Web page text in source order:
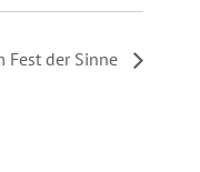
Fest der Sinne